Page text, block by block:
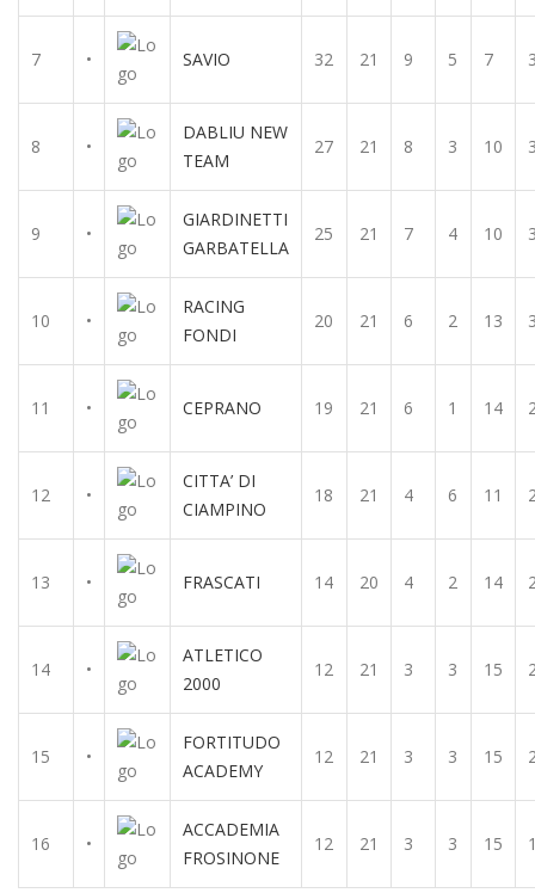
7 • SAVIO 32 21 9 5 7
8 •
DABLIU NEW
TEAM
27 21 8 3 10
9 •
GIARDINETTI
GARBATELLA
25 21 7 4 10
10 •
RACING
FONDI
20 21 6 2 13
11 • CEPRANO 19 21 6 1 14
12 •
CITTA’ DI
CIAMPINO
18 21 4 6 11
13 • FRASCATI 14 20 4 2 14
14 •
ATLETICO
2000
12 21 3 3 15
15 •
FORTITUDO
ACADEMY
12 21 3 3 15
16 •
ACCADEMIA
FROSINONE
12 21 3 3 15